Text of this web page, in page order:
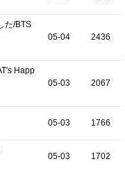
た/BTS
05-04 2436
Happ
05-03 2067
05-03 1766
05-03 1702